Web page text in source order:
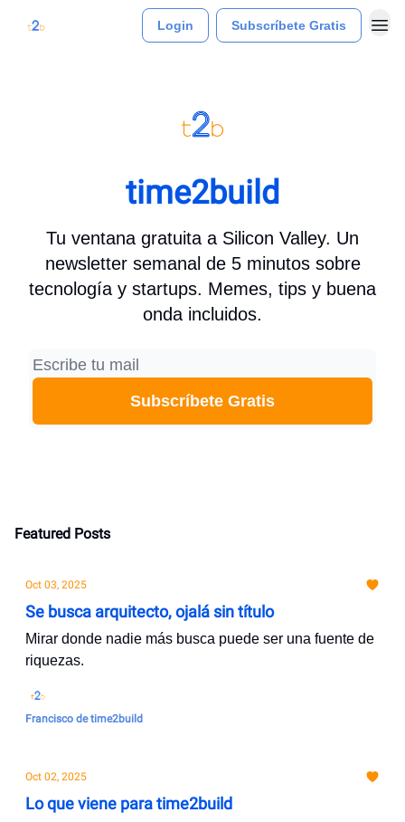
Login Subscríbete Gratis
time2build
Tu ventana gratuita a Silicon Valley. Un
newsletter semanal de 5 minutos sobre
tecnología y startups. Memes, tips y buena
onda incluidos.
Featured Posts
Oct 03, 2025
Se busca arquitecto, ojalá sin título
Mirar donde nadie más busca puede ser una fuente de
riquezas.
Francisco de time2build
Oct 02, 2025
Lo que viene para time2build